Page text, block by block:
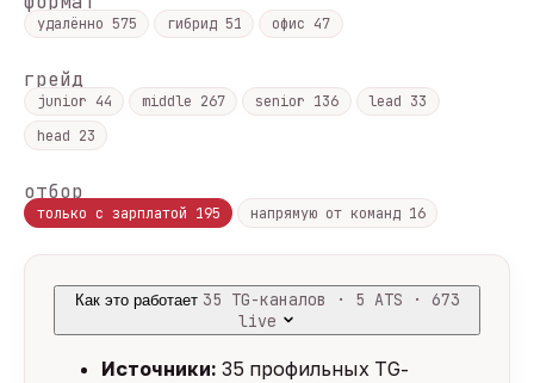
удалённо 575 гибрид 51 офис 47
грейд
junior 44 middle 267 senior 136 lead 33
head 23
отбор
только с зарплатой 195 напрямую от команд 16
Как это работает 35 TG-каналов · 5 ATS · 673
live
Источники: 35 профильных TG-